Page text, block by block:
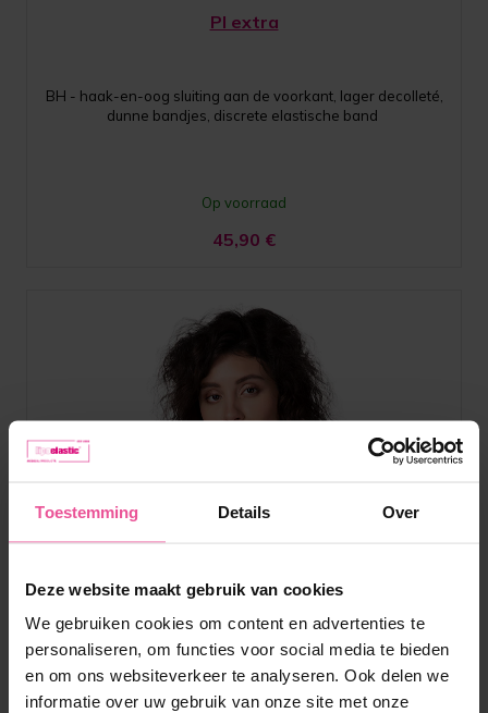
Toestemming Details Over
Deze website maakt gebruik van cookies
We gebruiken cookies om content en advertenties te
personaliseren, om functies voor social media te bieden
en om ons websiteverkeer te analyseren. Ook delen we
informatie over uw gebruik van onze site met onze
PI extra
BH - haak-en-oog sluiting aan de voorkant, lager decolleté,
dunne bandjes, discrete elastische band
Op voorraad
45,90 €